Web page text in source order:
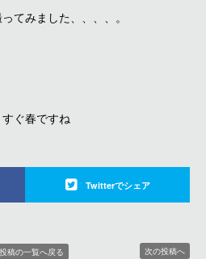
てみました、、、、。
すぐ春ですね
Twitterでシェア
投稿の一覧へ戻る 次の投稿へ